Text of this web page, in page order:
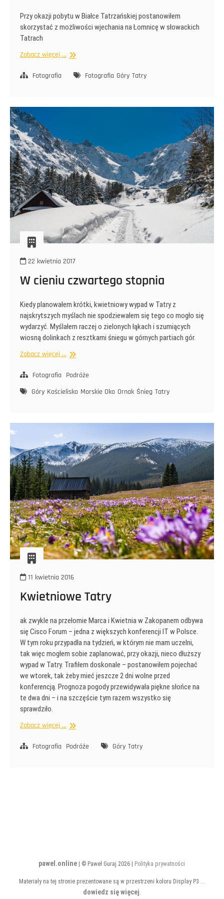
Przy okazji pobytu w Białce Tatrzańskiej postanowiłem
skorzystać z możliwości wjechania na Łomnicę w słowackich
Tatrach
Zobacz więcej ... Na
Fotografia
Fotografia Góry Tatry
22 kwietnia 2017
W cieniu czwartego stopnia
Kiedy planowałem krótki, kwietniowy wypad w Tatry z
najskrytszych myślach nie spodziewałem się tego co mogło się
wydarzyć. Myślałem raczej o zielonych łąkach i szumiących
wiosną dolinkach z resztkami śniegu w górnych partiach gór.
Zobacz więcej ... W
czwartego
Fotografia
Podróże
Góry Kościelisko Morskie Oko Ornak Śnieg Tatry
11 kwietnia 2016
Kwietniowe Tatry
ak zwykle na przełomie Marca i Kwietnia w Zakopanem odbywa
się Cisco Forum – jedna z większych konferencji IT w Polsce.
W tym roku przypadła na tydzień, w którym nie mam uczelni,
tak więc mogłem sobie zaplanować, przy okazji, nieco dłuższy
wypad w Tatry. Trafiłem doskonale – postanowiłem pojechać
we wtorek, tak żeby mieć jeszcze 2 dni wolne przed
konferencją. Prognoza pogody przewidywała piękne słońce na
te dwa dni – i na szczęście tym razem wszystko się
sprawdziło.
Zobacz więcej ... Kwietniowe
Fotografia
Podróże Góry Tatry
pawel.online | © Paweł Guraj 2026 | Polityka prywatności
Materiały na tej stronie prezentowane są w przestrzeni koloru Display P3 ...
dowiedz się więcej.